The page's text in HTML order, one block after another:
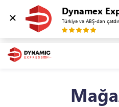
Dynamex
Türkiyə və ABŞ-dan